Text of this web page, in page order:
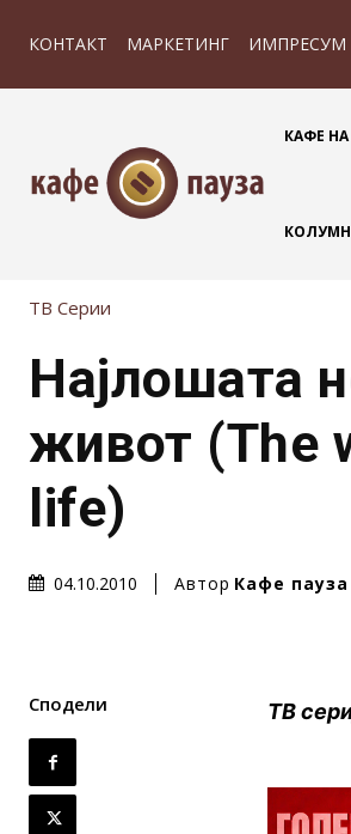
КОНТАКТ МАРКЕТИНГ ИМПРЕСУМ
КАФЕ
ТВ Серии
Најлошата
живот (The
life)
04.10.2010 Автор Кафе пауза
Сподели ТВ